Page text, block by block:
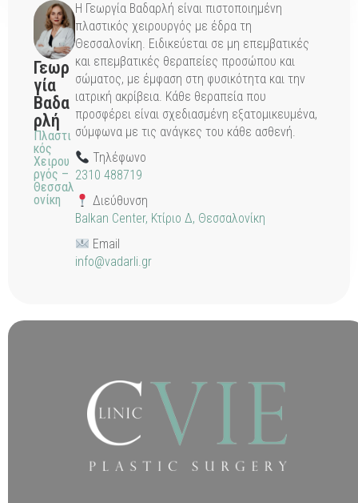
Γεωρ
γία
Βαδα
ρλή
Πλαστι
κός
Χειρου
ργός –
Θεσσαλ
ονίκη
Η Γεωργία Βαδαρλή είναι πιστοποιημένη
πλαστικός χειρουργός με έδρα τη
Θεσσαλονίκη. Ειδικεύεται σε μη επεμβατικές
και επεμβατικές θεραπείες προσώπου και
σώματος, με έμφαση στη φυσικότητα και την
ιατρική ακρίβεια. Κάθε θεραπεία που
προσφέρει είναι σχεδιασμένη εξατομικευμένα,
σύμφωνα με τις ανάγκες του κάθε ασθενή.
Τηλέφωνο
2310 488719
Διεύθυνση
Balkan Center, Κτίριο Δ, Θεσσαλονίκη
Email
info@vadarli.gr